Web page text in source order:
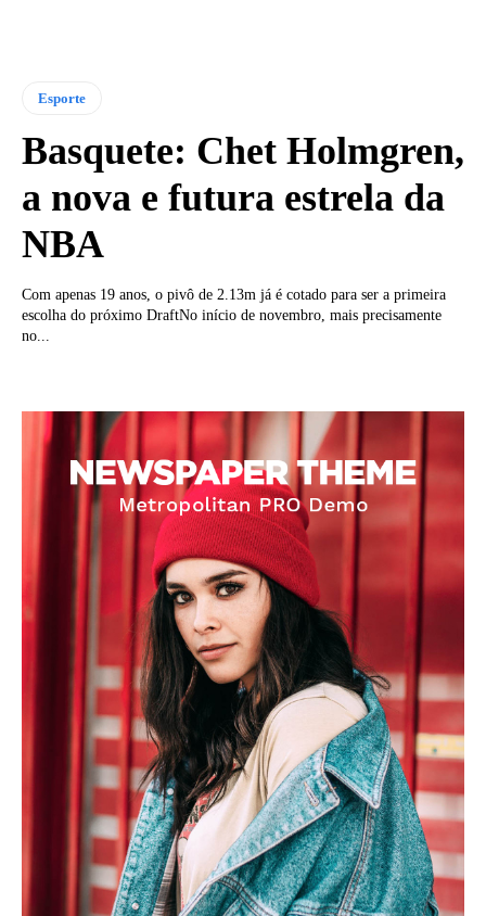
Esporte
Basquete: Chet Holmgren,
a nova e futura estrela da
NBA
Com apenas 19 anos, o pivô de 2.13m já é cotado para ser a primeira
escolha do próximo DraftNo início de novembro, mais precisamente
no...